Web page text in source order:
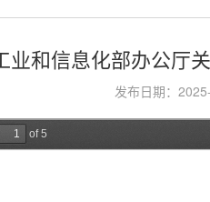
业和信息化部办公厅
发布日期：